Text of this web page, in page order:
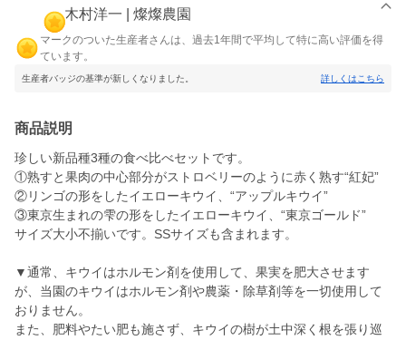
木村洋一 | 燦燦農園
マークのついた生産者さんは、過去1年間で平均して特に高い評価を得
ています。
生産者バッジの基準が新しくなりました。 詳しくはこちら
商品説明
珍しい新品種3種の食べ比べセットです。
①熟すと果肉の中心部分がストロベリーのように赤く熟す“紅妃”
②リンゴの形をしたイエローキウイ、“アップルキウイ”
③東京生まれの雫の形をしたイエローキウイ、“東京ゴールド”
サイズ大小不揃いです。SSサイズも含まれます。
▼通常、キウイはホルモン剤を使用して、果実を肥大させます
が、当園のキウイはホルモン剤や農薬・除草剤等を一切使用して
おりません。
また、肥料やたい肥も施さず、キウイの樹が土中深く根を張り巡